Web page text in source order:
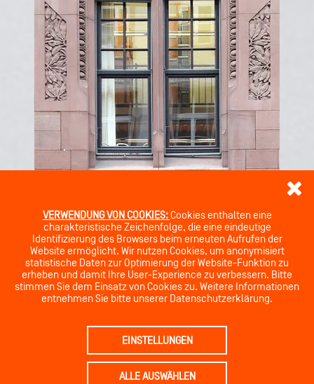
VERWENDUNG VON COOKIES:Cookies enthalten eine
charakteristische Zeichenfolge, die eine eindeutige
Identifizierung des Browsers beim erneuten Aufrufen der
Website ermöglicht. Wir nutzen Cookies, um anonymisiert
statistische Daten zur Optimierung der Website-Funktion zu
erheben und damit Ihre User-Experience zu verbessern. Bitte
stimmen Sie dem Einsatz von Cookies zu. Weitere Informationen
entnehmen Sie bitte unserer Datenschutzerklärung.
EINSTELLUNGEN
ALLE AUSWÄHLEN